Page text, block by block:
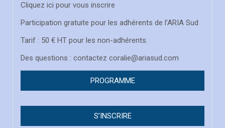
Cliquez ici pour vous inscrire
Participation gratuite pour les adhérents de l’ARIA Sud
Tarif : 50 € HT pour les non-adhérents.
Des questions : contactez coralie@ariasud.com
PROGRAMME
S’INSCRIRE